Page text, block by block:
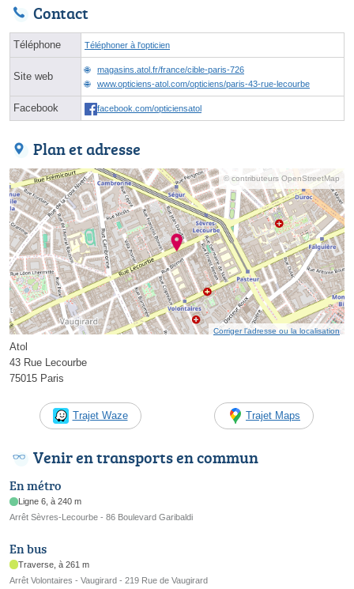
Contact
Téléphone Téléphoner à l'opticien
Site web
magasins.atol.fr/france/cible-paris-726
www.opticiens-atol.com/opticiens/paris-43-rue-lecourbe
Facebook facebook.com/opticiensatol
Plan et adresse
© contributeurs OpenStreetMap
Corriger l’adresse ou la localisation
Atol
43 Rue Lecourbe
75015 Paris
Trajet Waze Trajet Maps
Venir en transports en commun
En métro
Ligne 6, à 240 m
Arrêt Sèvres-Lecourbe - 86 Boulevard Garibaldi
En bus
Traverse, à 261 m
Arrêt Volontaires - Vaugirard - 219 Rue de Vaugirard